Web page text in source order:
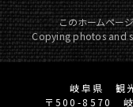
このホームペー
Copying photos and
岐阜県 観
〒500-8570